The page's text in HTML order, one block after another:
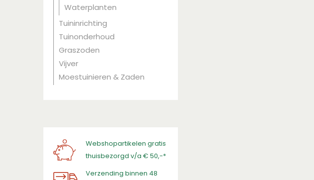
Waterplanten
Tuininrichting
Tuinonderhoud
Graszoden
Vijver
Moestuinieren & Zaden
Webshopartikelen gratis
thuisbezorgd v/a € 50,-*
Verzending binnen 48